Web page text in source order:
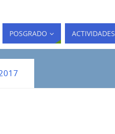
POSGRADO ACTIVIDADES